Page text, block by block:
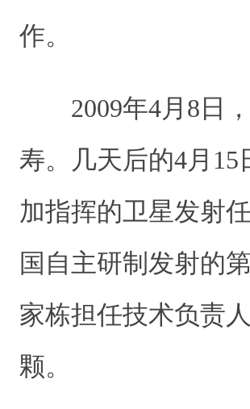
作。
2009年4月8日，
寿。几天后的4月
加指挥的卫星发射
国自主研制发射的
家栋担任技术负责
颗。